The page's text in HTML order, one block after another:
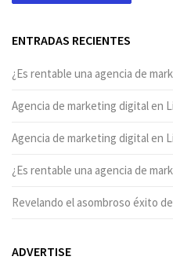
ENTRADAS RECIENTES
¿Es rentable una agencia de
Agencia de marketing digital en
Agencia de marketing digital en
¿Es rentable una agencia de
Revelando el asombroso éxito
ADVERTISE